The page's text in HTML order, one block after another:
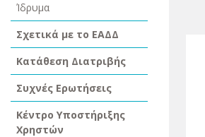
Ίδρυμα
Σχετικά με το ΕΑΔΔ
Κατάθεση Διατριβής
Συχνές Ερωτήσεις
Κέντρο Υποστήριξης
Χρηστών